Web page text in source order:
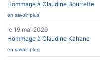
Hommage à Claudine Bourrette
en savoir plus
le 19 mai 2026
Hommage à Claudine Kahane
en savoir plus